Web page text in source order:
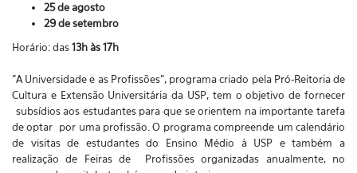
25 de agosto
29 de setembro
Horário: das13h às 17h
"A Universidade e as Profissões", programa criado pela Pró-Reitoria de
Cultura e Extensão Universitária da USP, tem o objetivo de fornecer
subsídios aos estudantes para que se orientem na importante tarefa
de optar por uma profissão. O programa compreende um calendário
de visitas de estudantes do Ensino Médio à USP e também a
realização de Feiras de Profissões organizadas anualmente, no